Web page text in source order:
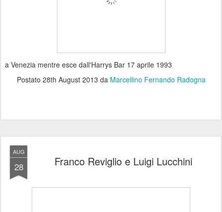
a Venezia mentre esce dall'Harrys Bar 17 aprile 1993
Postato 28th August 2013 da Marcellino Fernando Radogna
AUG
28 Franco Reviglio e Luigi Lucchini